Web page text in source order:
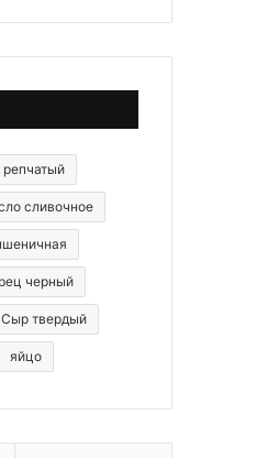
репчатый
сливочное
черный
Сыр твердый
яйцо